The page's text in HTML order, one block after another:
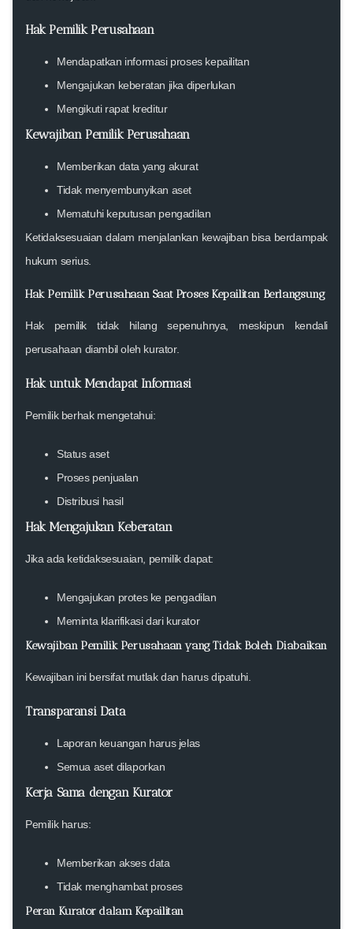
Hak Pemilik Perusahaan
Mendapatkan informasi proses kepailitan
Mengajukan keberatan jika diperlukan
Mengikuti rapat kreditur
Kewajiban Pemilik Perusahaan
Memberikan data yang akurat
Tidak menyembunyikan aset
Mematuhi keputusan pengadilan
Ketidaksesuaian dalam menjalankan kewajiban bisa berdampak
hukum serius.
Hak Pemilik Perusahaan Saat Proses Kepailitan Berlangsung
Hak pemilik tidak hilang sepenuhnya, meskipun kendali
perusahaan diambil oleh kurator.
Hak untuk Mendapat Informasi
Pemilik berhak mengetahui:
Status aset
Proses penjualan
Distribusi hasil
Hak Mengajukan Keberatan
Jika ada ketidaksesuaian, pemilik dapat:
Mengajukan protes ke pengadilan
Meminta klarifikasi dari kurator
Kewajiban Pemilik Perusahaan yang Tidak Boleh Diabaikan
Kewajiban ini bersifat mutlak dan harus dipatuhi.
Transparansi Data
Laporan keuangan harus jelas
Semua aset dilaporkan
Kerja Sama dengan Kurator
Pemilik harus:
Memberikan akses data
Tidak menghambat proses
Peran Kurator dalam Kepailitan